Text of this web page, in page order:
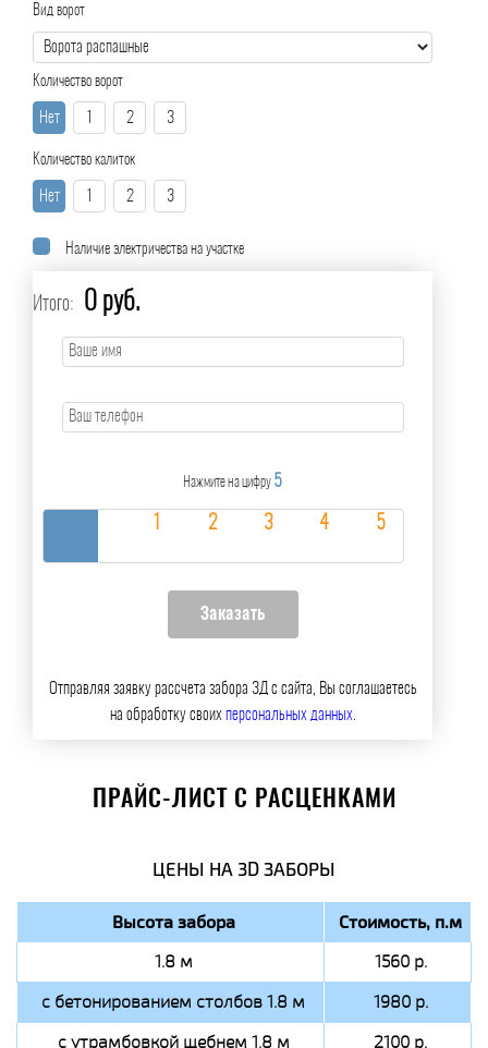
Вид ворот
Количество ворот
Нет 2 3
Количество калиток
Нет 2 3
Наличие электричества на участке
Итого: 0 руб.
Нажмите на цифру 5
Отправляя заявку рассчета забора 3Д с сайта, Вы соглашаетесь
на обработку своих персональных данных.
ПРАЙС-ЛИСТ С РАСЦЕНКАМИ
ЦЕНЫ НА 3D ЗАБОРЫ
Высота забора Стоимость, п.м
1.8 м
1560 р.
с бетонированием столбов 1.8 м
1980 р.
с утрамбовкой щебнем 1.8 м
2100 р.